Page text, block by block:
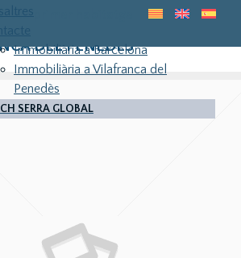
teu primer habitatge
Immobiliària a Barcelona
Immobiliària a Vilafranca del
Penedès
SERRA GLOBAL
DEL PENEDES